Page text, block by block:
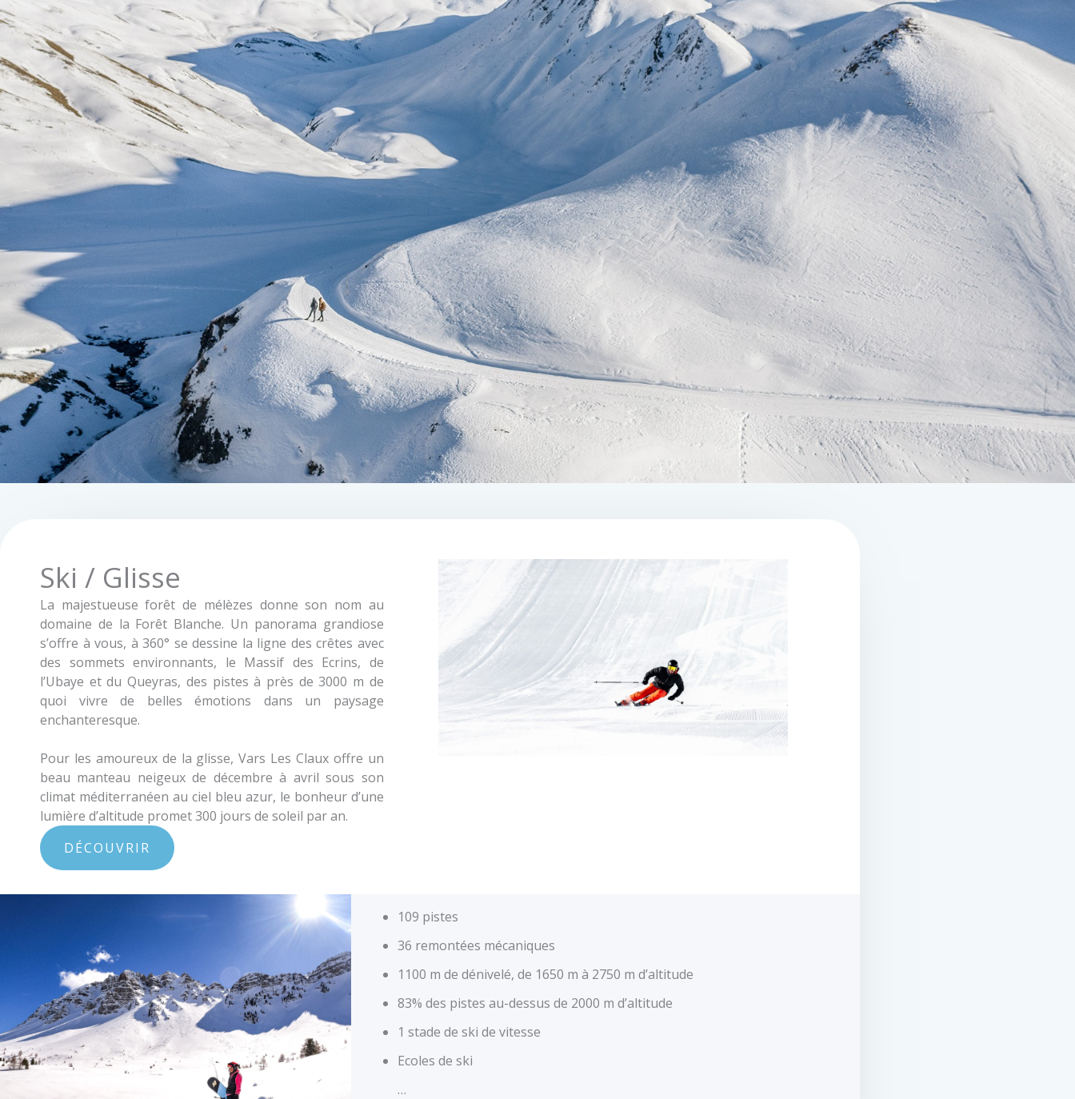
Ski / Glisse
La majestueuse forêt de mélèzes donne son nom au
domaine de la Forêt Blanche. Un panorama grandiose
s’offre à vous, à 360° se dessine la ligne des crêtes avec
des sommets environnants, le Massif des Ecrins, de
l’Ubaye et du Queyras, des pistes à près de 3000 m de
quoi vivre de belles émotions dans un paysage
enchanteresque.
Pour les amoureux de la glisse, Vars Les Claux offre un
beau manteau neigeux de décembre à avril sous son
climat méditerranéen au ciel bleu azur, le bonheur d’une
lumière d’altitude promet 300 jours de soleil par an.
DÉCOUVRIR
109 pistes
36 remontées mécaniques
1100 m de dénivelé, de 1650 m à 2750 m d’altitude
83% des pistes au-dessus de 2000 m d’altitude
1 stade de ski de vitesse
Ecoles de ski
…